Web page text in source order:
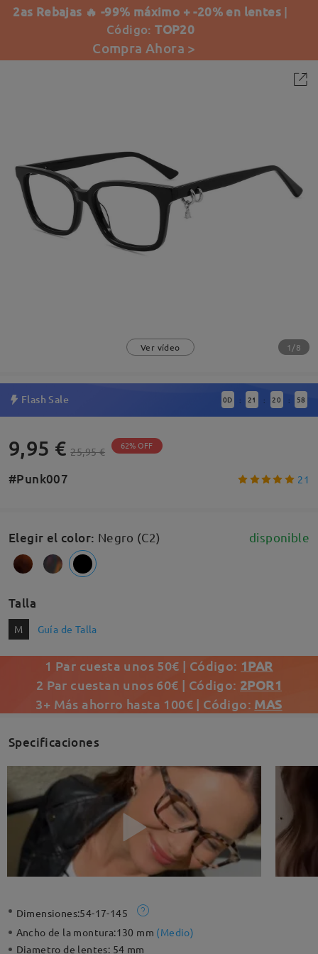
2as Rebajas 🔥 -99% máximo + -20% en lentes |
Código:TOP20
Compra Ahora >
Ver vídeo 1/8
Flash Sale 0D : 21 : 20 : 57
9,95 € 25,95 € 62% OFF
#Punk007 21
Elegir el color: Negro (C2) disponible
Talla
M Guía de Talla
1 Par cuesta unos 50€ | Código: 1PAR
2 Par cuestan unos 60€ | Código: 2POR1
3+ Más ahorro hasta 100€ | Código: MAS
Specificaciones
Dimensiones:54-17-145
Ancho de la montura:130 mm (Medio)
Diametro de lentes: 54 mm